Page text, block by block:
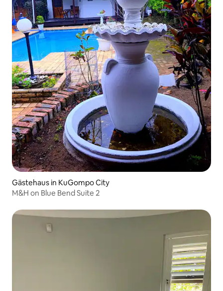
Gästehaus in KuGompo City
M&H on Blue Bend Suite 2